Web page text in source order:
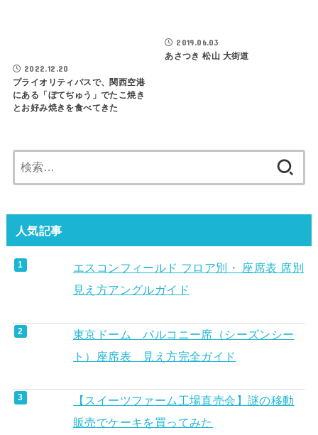
2022.12.20
プライオリティパスで、関西空港
にある「ぼてぢゅう」でたこ焼き
とお好み焼きを食べてきた
2019.06.03
あさつき 松山 大街道
索:
人気記事
エスコンフィールド フロア別・ 座席表 席別
見え方アングルガイド
東京ドーム バルコニー席（シーズンシー
ト）座席表 見え方完全ガイド
【スイーツファーム工場直売会】謎の移動
販売でケーキを買ってみた